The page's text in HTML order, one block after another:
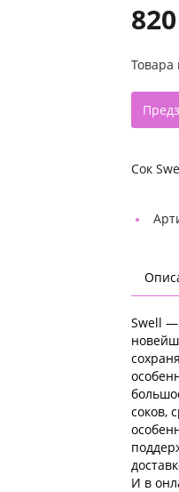
Товара
Сок
Swell —
соков,
И в